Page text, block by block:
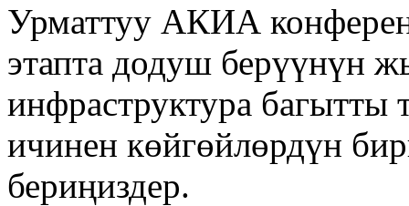
Урматтуу АКИА
этапта додуш берүүнүн
инфраструктура багытты
ичинен көйгөйлөрдүн
бериңиздер.